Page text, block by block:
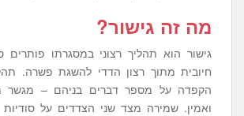
מה זה גישור?
גישור הוא תהליך רצוני במסגרתו פותרים
חיובית מתוך רצון הדדי להשגת פשרה.
הקפדה על מספר דברים בניהם – מגשר
ואמין. שמירה מצד שני הצדדים על